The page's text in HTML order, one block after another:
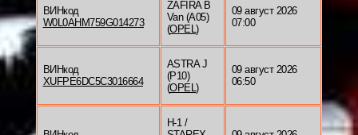
ВИНкод
W0L0AHM759G014273
ZAFIRA B
Van (A05)
(OPEL)
09 август 2026
07:00
ВИНкод
XUFPE6DC5C3016664
ASTRA J
(P10)
(OPEL)
09 август 2026
06:50
H-1 /